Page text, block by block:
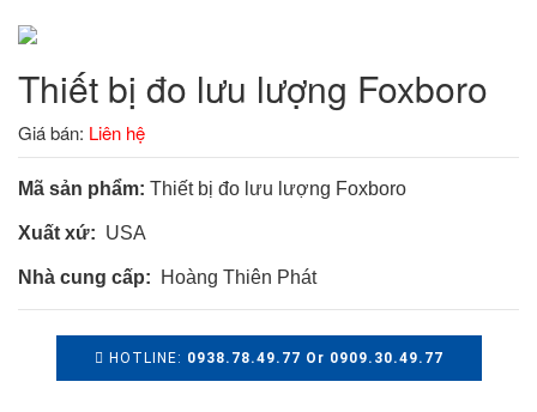
Thiết bị đo lưu lượng Foxboro
Giá bán: Liên hệ
Mã sản phẩm: Thiết bị đo lưu lượng Foxboro
Xuất xứ: USA
Nhà cung cấp: Hoàng Thiên Phát
HOTLINE: 0938.78.49.77 Or 0909.30.49.77